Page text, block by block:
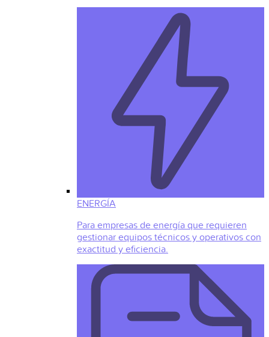
ENERGÍA
Para empresas de energía que requieren
gestionar equipos técnicos y operativos con
exactitud y eficiencia.